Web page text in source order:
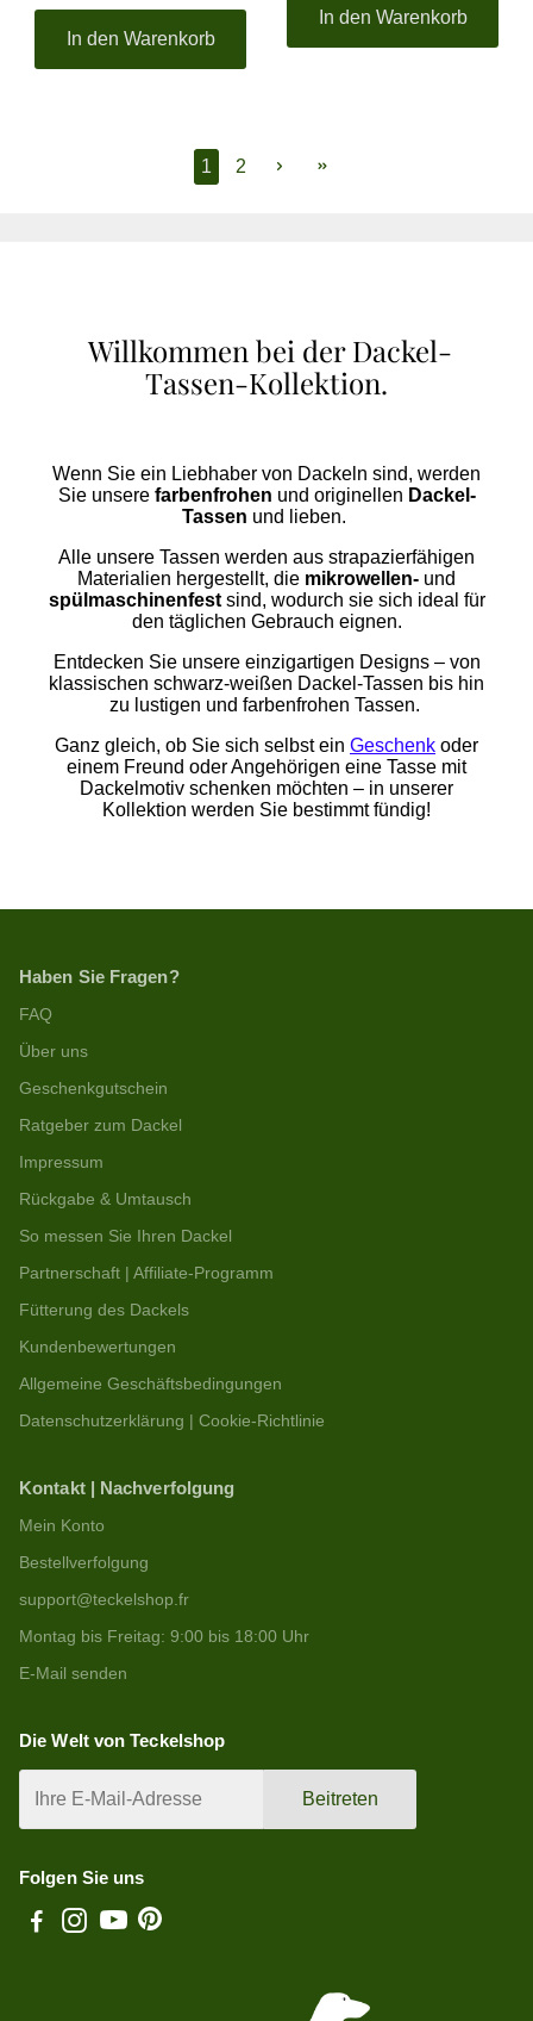
In den Warenkorb
In den Warenkorb
1 2
Willkommen bei der Dackel-
Tassen-Kollektion.
Wenn Sie ein Liebhaber von Dackeln sind, werden
Sie unsere farbenfrohen und originellen Dackel-
Tassen und
lieben.
Alle unsere Tassen werden aus strapazierfähigen
Materialien hergestellt, die mikrowellen- und
spülmaschinenfestsind, wodurch sie sich ideal für
den täglichen Gebrauch eignen.
Entdecken Sie unsere einzigartigen Designs – von
klassischen schwarz-weißen Dackel-Tassen bis hin
zu lustigen und farbenfrohen Tassen.
Ganz gleich, ob Sie sich selbst ein Geschenk oder
einem Freund oder Angehörigen eine Tasse mit
Dackelmotiv schenken möchten – in unserer
Kollektion werden Sie bestimmt fündig!
Haben Sie Fragen?
FAQ
Über uns
Geschenkgutschein
Ratgeber zum Dackel
Impressum
Rückgabe & Umtausch
So messen Sie Ihren Dackel
Partnerschaft | Affiliate-Programm
Fütterung des Dackels
Kundenbewertungen
Allgemeine Geschäftsbedingungen
Datenschutzerklärung | Cookie-Richtlinie
Kontakt | Nachverfolgung
Mein Konto
Bestellverfolgung
support@teckelshop.fr
Montag bis Freitag: 9:00 bis 18:00 Uhr
E-Mail senden
Die Welt von Teckelshop
Beitreten
Folgen Sie uns